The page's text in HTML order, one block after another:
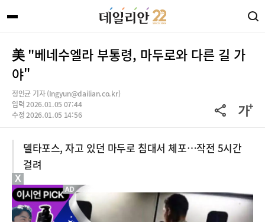
美 "베네수엘라 부통령, 마두로와 다른 길 가
야"
정인균 기자 (Ingyun@dailian.co.kr)
입력 2026.01.05 07:44
수정 2026.01.05 14:56
델타포스, 자고 있던 마두로 침대서 체포…작전 5시간
걸려
X